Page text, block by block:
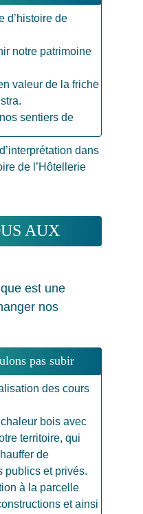
d’histoire de
notre patrimoine
valeur de la friche
sentiers de
dans
de l’Hôtellerie
AUX
!
des cours
bois avec
territoire, qui
de
publics et privés.
à la parcelle
et ainsi
est une
nos
pas subir